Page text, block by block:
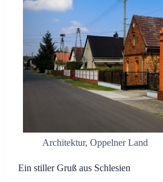
Architektur, Oppelner Land
Ein stiller Gruß aus Schlesien